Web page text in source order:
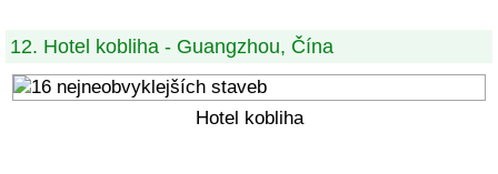
12. Hotel kobliha - Guangzhou, Čína
Hotel kobliha